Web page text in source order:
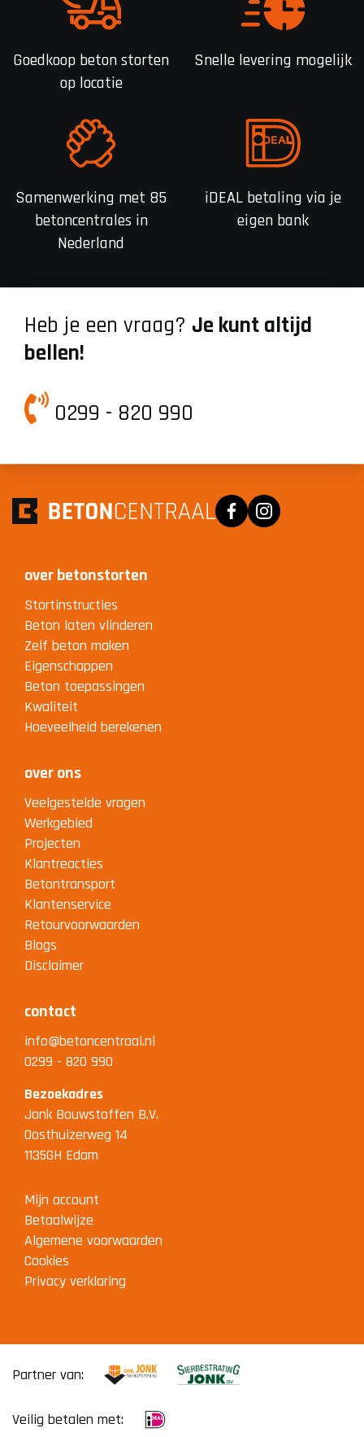
Goedkoop beton storten
op locatie
Snelle levering mogelijk
Samenwerking met 85
betoncentrales in
Nederland
iDEAL betaling via je
eigen bank
Heb je een vraag? Je kunt altijd
bellen!
0299 - 820 990
FacebookInstagram
over betonstorten
Stortinstructies
Beton laten vlinderen
Zelf beton maken
Eigenschappen
Beton toepassingen
Kwaliteit
Hoeveelheid berekenen
over ons
Veelgestelde vragen
Werkgebied
Projecten
Klantreacties
Betontransport
Klantenservice
Retourvoorwaarden
Blogs
Disclaimer
contact
info@betoncentraal.nl
0299 - 820 990
Bezoekadres
Jonk Bouwstoffen B.V.
Oosthuizerweg 14
1135GH Edam
Mijn account
Betaalwijze
Algemene voorwaarden
Cookies
Privacy verklaring
Partner van:
Veilig betalen met: